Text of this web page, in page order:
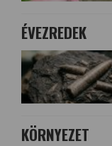
ÉVEZREDEK
KÖRNYEZET